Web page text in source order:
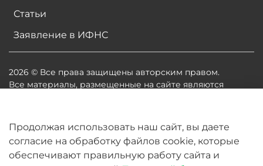
Статьи
Заявление в ИФНС
2026 © Все права защищены авторским правом.
Все материалы, размещенные на сайте являются
владельцев сайта есть соглашение о размещении
материалов. Копирование любой информации может
повлечь за собой судебное разбирательство.
Продолжая использовать наш сайт, вы даете
согласие на обработку файлов cookie, которые
обеспечивают правильную работу сайта и